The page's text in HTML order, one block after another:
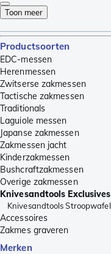
Toon meer
Productsoorten
EDC-messen
Herenmessen
Zwitserse zakmessen
Tactische zakmessen
Traditionals
Laguiole messen
Japanse zakmessen
Zakmessen jacht
Kinderzakmessen
Bushcraftzakmessen
Overige zakmessen
Knivesandtools Exclusives
Knivesandtools
Accessoires
Zakmes graveren
Merken